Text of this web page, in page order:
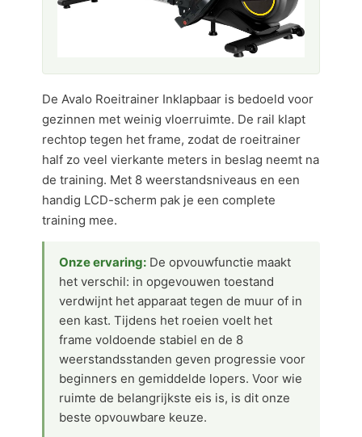
De Avalo Roeitrainer Inklapbaar is bedoeld voor
gezinnen met weinig vloerruimte. De rail klapt
rechtop tegen het frame, zodat de roeitrainer
half zo veel vierkante meters in beslag neemt na
de training. Met 8 weerstandsniveaus en een
handig LCD-scherm pak je een complete
training mee.
Onze ervaring: De opvouwfunctie maakt
het verschil: in opgevouwen toestand
verdwijnt het apparaat tegen de muur of in
een kast. Tijdens het roeien voelt het
frame voldoende stabiel en de 8
weerstandsstanden geven progressie voor
beginners en gemiddelde lopers. Voor wie
ruimte de belangrijkste eis is, is dit onze
beste opvouwbare keuze.